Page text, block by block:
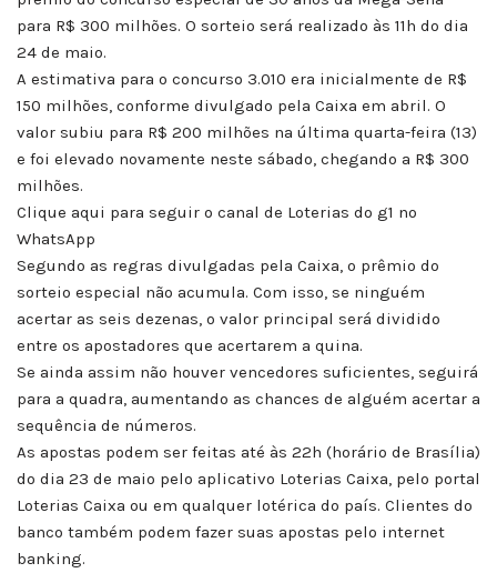
para R$ 300 milhões. O sorteio será realizado às 11h do dia
24 de maio.
A estimativa para o concurso 3.010 era inicialmente de R$
150 milhões, conforme divulgado pela Caixa em abril. O
valor subiu para R$ 200 milhões na última quarta-feira (13)
e foi elevado novamente neste sábado, chegando a R$ 300
milhões.
Clique aqui para seguir o canal de Loterias do g1 no
WhatsApp
Segundo as regras divulgadas pela Caixa, o prêmio do
sorteio especial não acumula. Com isso, se ninguém
acertar as seis dezenas, o valor principal será dividido
entre os apostadores que acertarem a quina.
Se ainda assim não houver vencedores suficientes, seguirá
para a quadra, aumentando as chances de alguém acertar a
sequência de números.
As apostas podem ser feitas até às 22h (horário de Brasília)
do dia 23 de maio pelo aplicativo Loterias Caixa, pelo portal
Loterias Caixa ou em qualquer lotérica do país. Clientes do
banco também podem fazer suas apostas pelo internet
banking.